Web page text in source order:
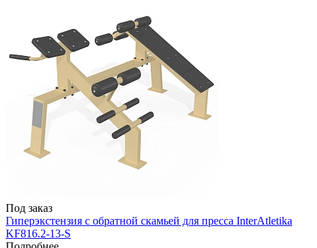
Под заказ
Гиперэкстензия с обратной скамьей для пресса InterAtletika
KF816.2-13-S